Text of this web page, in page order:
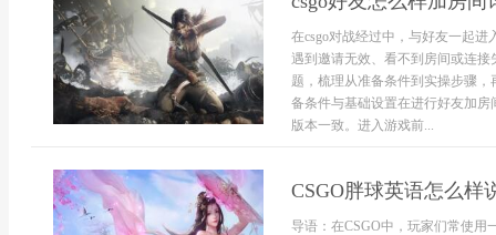
在csgo对战经过中，与好友一起
遇到邀请无效、看不到房间或连
题，梳理从准备条件到实操步骤
备条件与基础设置在进行好友加
版本一致。进入游戏前...
CSGO胖球英语怎么样
导语：在CSGO中，玩家们常使用